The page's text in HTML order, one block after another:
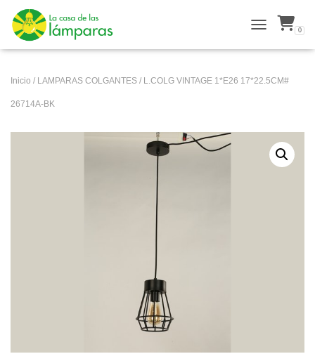
ALTERNAR
0
Inicio / LAMPARAS COLGANTES / L.COLG VINTAGE 1*E26 17*22.5CM#
26714A-BK